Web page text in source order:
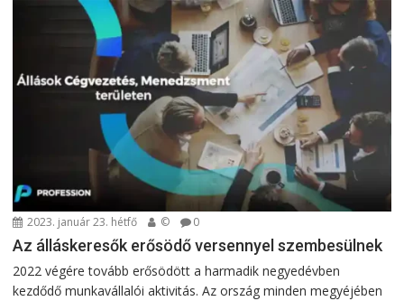
2023. január 23. hétfő © 0
Az álláskeresők erősödő versennyel szembesülnek
2022 végére tovább erősödött a harmadik negyedévben
kezdődő munkavállalói aktivitás. Az ország minden megyéjében